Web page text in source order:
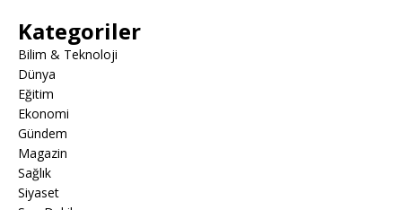
Kategoriler
Bilim & Teknoloji
Dünya
Eğitim
Ekonomi
Gündem
Magazin
Sağlık
Siyaset